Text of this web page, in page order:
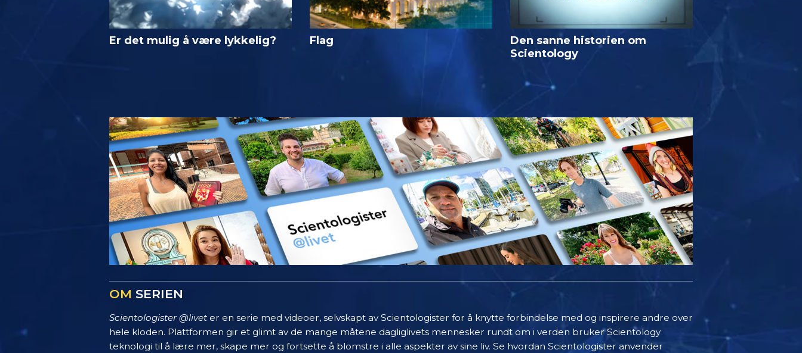
Er det mulig å være lykkelig? Flag
Den sanne historien om
Scientology
OM SERIEN
Scientologister @livet er en serie med videoer, selvskapt av Scientologister for å knytte forbindelse med og inspirere andre over
hele kloden. Plattformen gir et glimt av de mange måtene dagliglivets mennesker rundt om i verden bruker Scientology
teknologi til å lære mer, skape mer og fortsette å blomstre i alle aspekter av sine liv. Se hvordan Scientologister anvender